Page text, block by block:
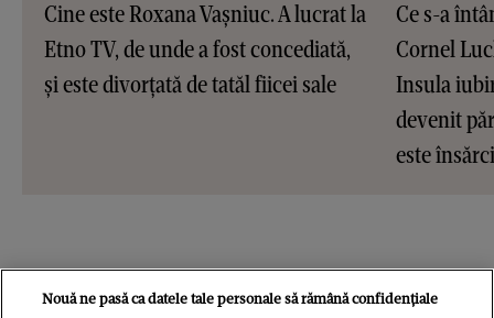
Cine este Roxana Vașniuc. A lucrat la
Etno TV, de unde a fost concediată,
și este divorțată de tatăl fiicei sale
Ce s-a
Cornel
Insula
devenit
este
Nouă ne pasă ca datele tale personale să rămână confidențiale